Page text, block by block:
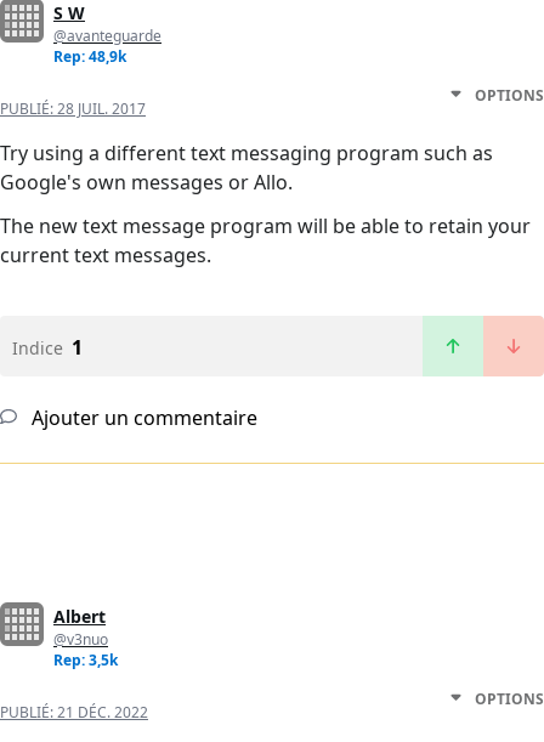
S W
@avanteguarde
Rep: 48,9k
PUBLIÉ:28 JUIL. 2017
OPTIONS
Try using a different text messaging program such as
Google's own messages or Allo.
The new text message program will be able to retain your
current text messages.
Indice 1
Ajouter un commentaire
Albert
@v3nuo
Rep: 3,5k
PUBLIÉ:21 DÉC. 2022
OPTIONS